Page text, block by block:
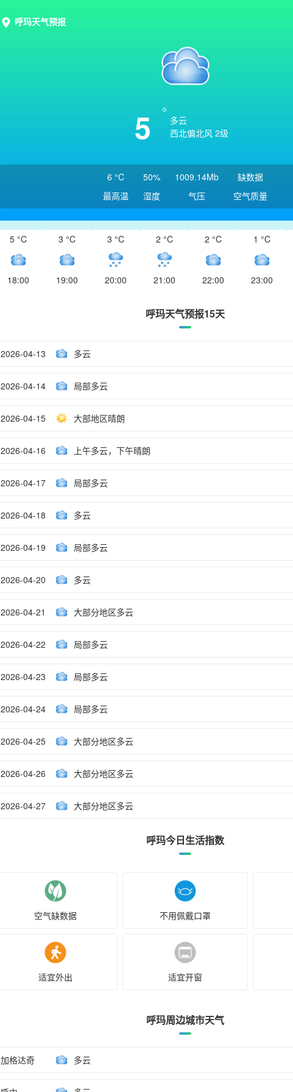
呼玛天气预报
5
多云
西北偏北风 2级
6 °C
最高温
50%
湿度
1009.14Mb
气压
缺数据
空气质量
5 °C
18:00
3 °C
19:00
3 °C
20:00
2 °C
21:00
2 °C
22:00
1 °C
23:00
呼玛天气预报15天
2026-04-13 多云
2026-04-14 局部多云
2026-04-15 大部地区晴朗
2026-04-16 上午多云，下午晴朗
2026-04-17 局部多云
2026-04-18 多云
2026-04-19 局部多云
2026-04-20 多云
2026-04-21 大部分地区多云
2026-04-22 局部多云
2026-04-23 局部多云
2026-04-24 局部多云
2026-04-25 大部分地区多云
2026-04-26 大部分地区多云
2026-04-27 大部分地区多云
呼玛今日生活指数
空气缺数据 不用佩戴口罩
适宜外出 适宜开窗
呼玛周边城市天气
加格达奇 多云